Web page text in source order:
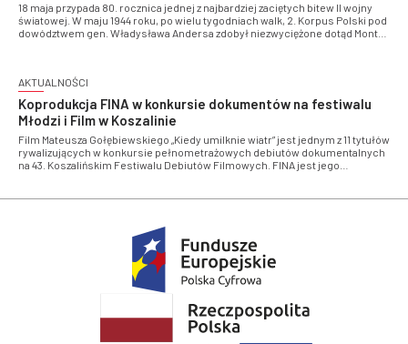
18 maja przypada 80. rocznica jednej z najbardziej zaciętych bitew II wojny
światowej. W maju 1944 roku, po wielu tygodniach walk, 2. Korpus Polski pod
dowództwem gen. Władysława Andersa zdobył niezwyciężone dotąd Monte
AKTUALNOŚCI
Koprodukcja FINA w konkursie dokumentów na festiwalu
Młodzi i Film w Koszalinie
Film Mateusza Gołębiewskiego „Kiedy umilknie wiatr” jest jednym z 11 tytułów
rywalizujących w konkursie pełnometrażowych debiutów dokumentalnych
na 43. Koszalińskim Festiwalu Debiutów Filmowych. FINA jest jego